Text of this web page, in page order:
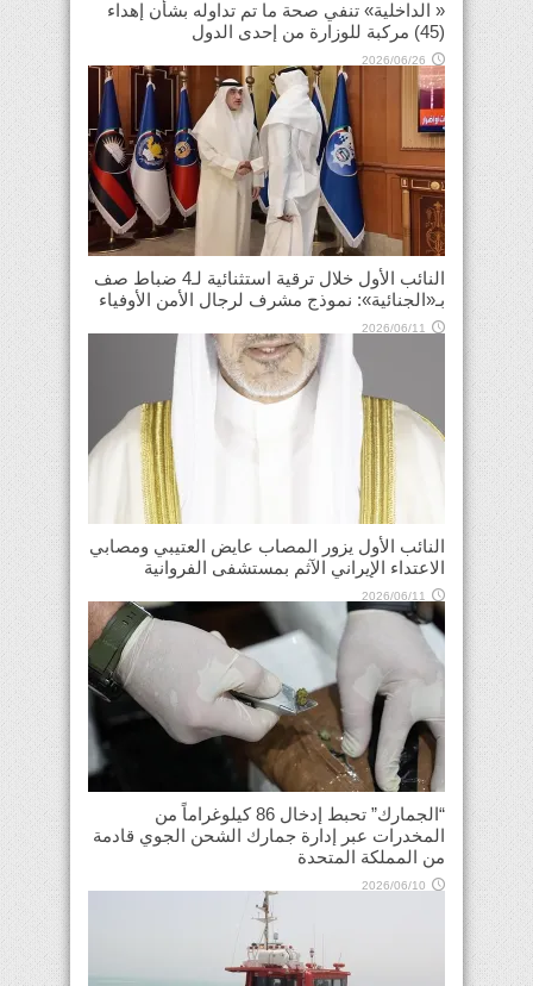
« الداخلية» تنفي صحة ما تم تداوله بشأن إهداء
(45) مركبة للوزارة من إحدى الدول
2026/06/26
النائب الأول خلال ترقية استثنائية لـ4 ضباط صف
بـ«الجنائية»: نموذج مشرف لرجال الأمن الأوفياء
2026/06/11
النائب الأول يزور المصاب عايض العتيبي ومصابي
الاعتداء الإيراني الآثم بمستشفى الفروانية
2026/06/11
“الجمارك” تحبط إدخال 86 كيلوغراماً من
المخدرات عبر إدارة جمارك الشحن الجوي قادمة
من المملكة المتحدة
2026/06/10